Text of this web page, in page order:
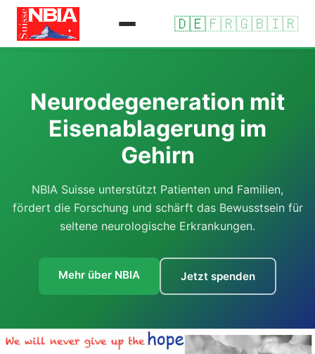
🇩🇪🇫🇷🇬🇧🇮🇷
Neurodegeneration mit
Eisenablagerung im
Gehirn
NBIA Suisse unterstützt Patienten und Familien,
fördert die Forschung und schärft das Bewusstsein für
seltene neurologische Erkrankungen.
Mehr über NBIA Jetzt spenden